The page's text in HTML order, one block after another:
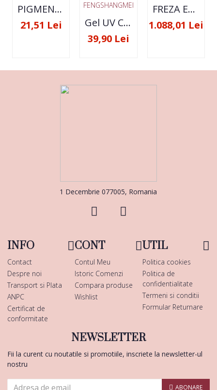
PIGMENT NEON SET 12 CULORI
21,51 Lei
FENGSHANGMEI
Gel UV Constructie FSM 50ML - 07
39,90 Lei
FREZA ELECTRICA STRONG 210 35000 RPM- ORIGINALA
1.088,01 Lei
1 Decembrie 077005, Romania
INFO
Contact
Despre noi
Transport si Plata
ANPC
Certificat de
conformitate
CONT
Contul Meu
Istoric Comenzi
Compara produse
Wishlist
UTIL
Politica cookies
Politica de
confidentialitate
Termeni si conditii
Formular Returnare
NEWSLETTER
Fii la curent cu noutatile si promotiile, inscriete la newsletter-ul
nostru
ABONARE